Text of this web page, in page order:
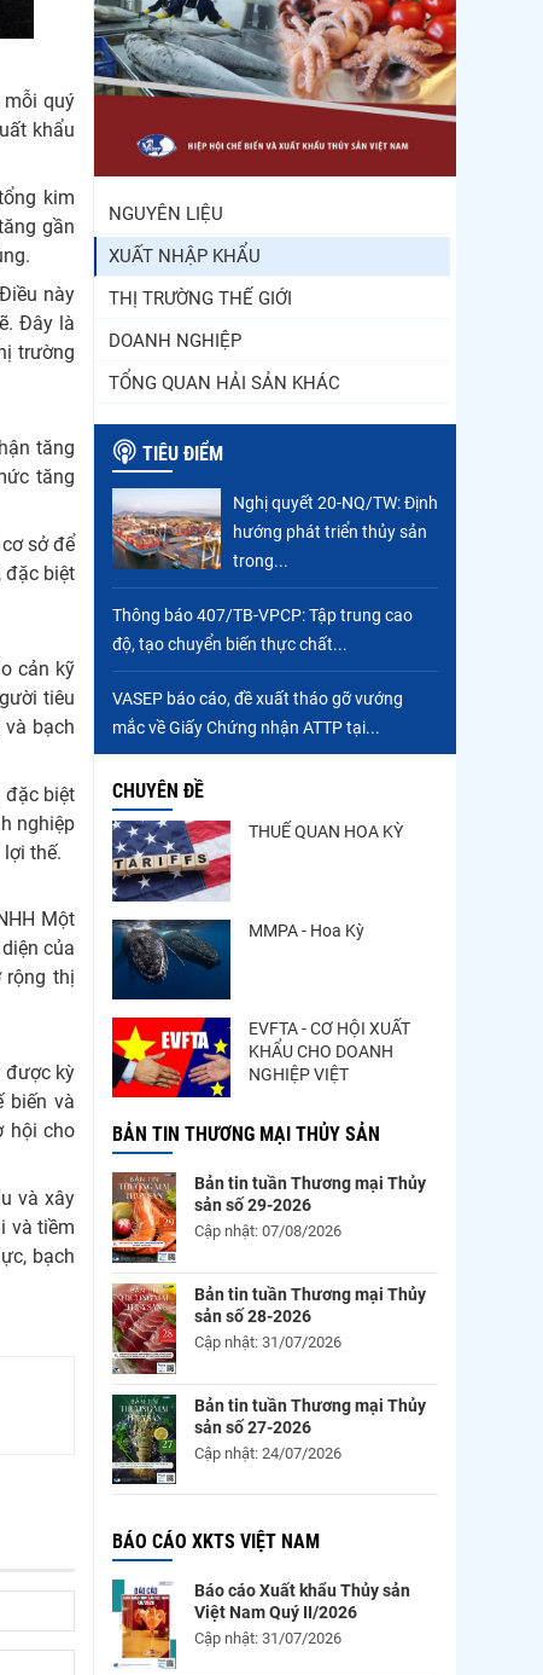
mỗi quý
khẩu
kim
gần
này
Đây là
trường
tăng
tăng
sở để
đặc biệt
cản kỹ
tiêu
bạch
đặc biệt
nghiệp
thế.
Một
của
rộng thị
được kỳ
biến và
hội cho
và xây
và tiềm
bạch
nhẹ, áp lực mới...
Trung Quốc tăng mạnh
nhập khẩu mực, trong khi
nguồn cung...
Điểm tin thủy sản thế giới
ngày 3/8/2026
NGUYÊN LIỆU
XUẤT NHẬP KHẨU
THỊ TRƯỜNG THẾ GIỚI
DOANH NGHIỆP
TỔNG QUAN HẢI SẢN KHÁC
TIÊU ĐIỂM
Nghị quyết 20-NQ/TW: Định
hướng phát triển thủy sản
trong...
Thông báo 407/TB-VPCP: Tập trung cao
độ, tạo chuyển biến thực chất...
VASEP báo cáo, đề xuất tháo gỡ vướng
mắc về Giấy Chứng nhận ATTP tại...
CHUYÊN ĐỀ
THUẾ QUAN HOA KỲ
MMPA - Hoa Kỳ
EVFTA - CƠ HỘI XUẤT
KHẨU CHO DOANH
NGHIỆP VIỆT
BẢN TIN THƯƠNG MẠI THỦY SẢN
Bản tin tuần Thương mại Thủy
sản số 29-2026
Cập nhật: 07/08/2026
Bản tin tuần Thương mại Thủy
sản số 28-2026
Cập nhật: 31/07/2026
Bản tin tuần Thương mại Thủy
sản số 27-2026
Cập nhật: 24/07/2026
BÁO CÁO XKTS VIỆT NAM
Báo cáo Xuất khẩu Thủy sản
Việt Nam Quý II/2026
Cập nhật: 31/07/2026